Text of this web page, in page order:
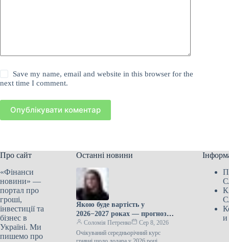
Save my name, email and website in this browser for the
next time I comment.
Опублікувати коментар
Про сайт
«Фінанси
новини» —
портал про
гроші,
інвестиції та
бізнес в
Україні. Ми
пишемо про
Останні новини
Якою буде вартість у
2026−2027 роках — прогноз
ЦЕССоломія Петренко
Сер 8, 2026
Очікуваний середньорічний курс
и